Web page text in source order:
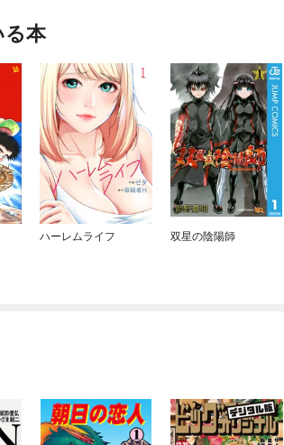
る本
ハーレムライフ 双星の陰陽師